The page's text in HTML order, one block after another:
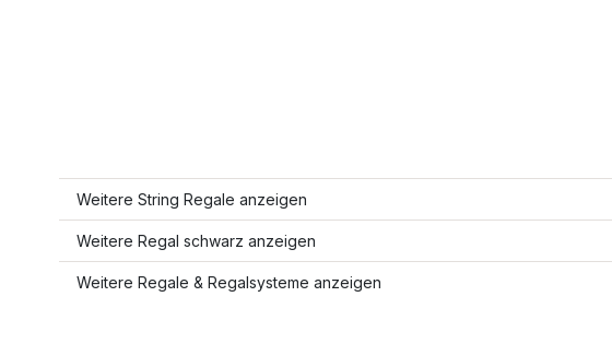
Weitere String Regale anzeigen
Weitere Regal schwarz anzeigen
Weitere Regale & Regalsysteme anzeigen